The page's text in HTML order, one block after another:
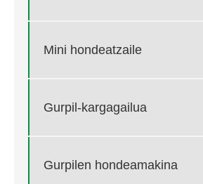
Mini hondeatzaile
Gurpil-kargagailua
Gurpilen hondeamakina